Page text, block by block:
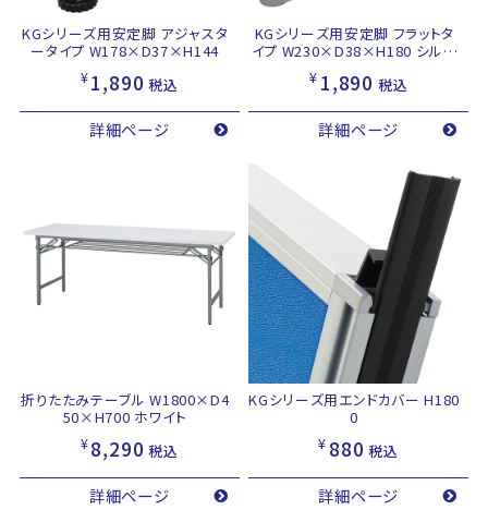
KGシリーズ用安定脚 アジャスタ
ータイプ W178×D37×H144
¥1,890 税込
詳細ページ
KGシリーズ用安定脚 フラットタ
イプ W230×D38×H180 シルバ
¥ 1,890 税込
詳細ページ
折りたたみテーブル W1800×D4
50×H700 ホワイト
¥8,290 税込
詳細ページ
KGシリーズ用エンドカバー H180
0
¥ 880 税込
詳細ページ